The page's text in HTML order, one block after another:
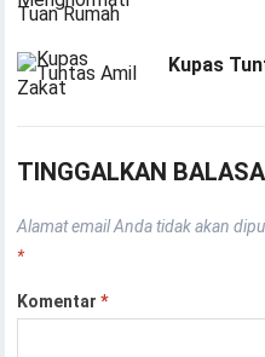
Kupas
TINGGALKAN
Alamat email Anda tidak akan
*
Komentar*